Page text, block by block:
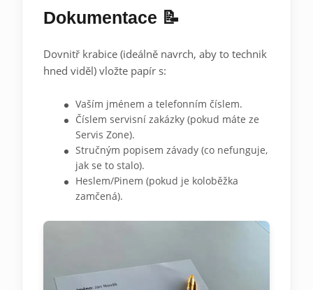
Dokumentace 📝
Dovnitř krabice (ideálně navrch, aby to technik
hned viděl) vložte papír s:
Vaším jménem a telefonním číslem.
Číslem servisní zakázky (pokud máte ze
Servis Zone).
Stručným popisem závady (co nefunguje,
jak se to stalo).
Heslem/Pinem (pokud je koloběžka
zamčená).